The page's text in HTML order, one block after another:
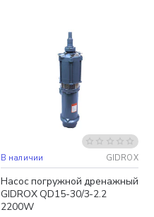
Бесплатная доставка
В наличии GIDROX
Насос погружной дренажный
GIDROX QD15-30/3-2.2
2200W